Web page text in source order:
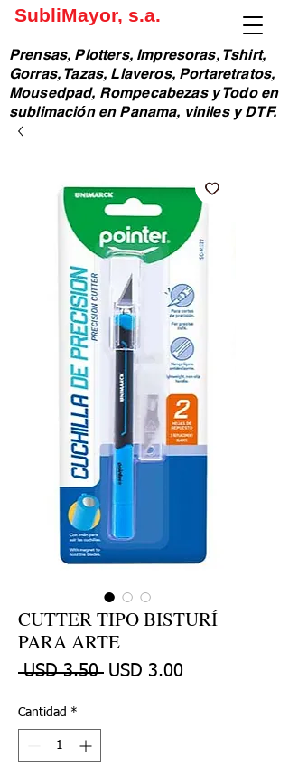
SubliMayor, s.a.
Prensas, Plotters, Impresoras, Tshirt,
Gorras, Tazas, Llaveros, Portaretratos,
Mousedpad, Rompecabezas y Todo en
sublimación en Panama, viniles y DTF.
CUTTER TIPO BISTURÍ
PARA ARTE
USD 3.50 Precio
USD 3.00Precio de
Cantidad *